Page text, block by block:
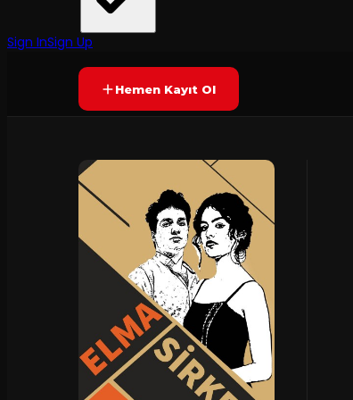
Sign InSign UpYAKINDA Yetersiz oy
Hemen Kayıt Ol